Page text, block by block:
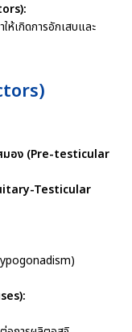
เกิดการอักเสบและ
มอง (Pre-testicular
Testicular